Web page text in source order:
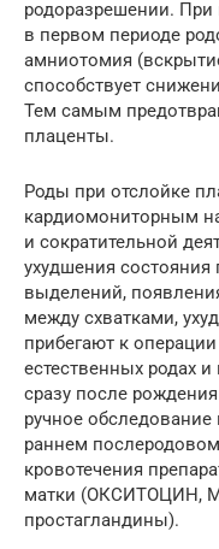
родоразрешении. При
в первом периоде
амниотомия
способствует
Тем самым
плаценты.
Роды при отслойке
кардиомониторным
и сократительной
ухудшения состояния
выделений,
между схватками,
прибегают к
естественных родах
сразу после
ручное
раннем
кровотечения
матки (ОКСИТОЦИН,
простагландины).